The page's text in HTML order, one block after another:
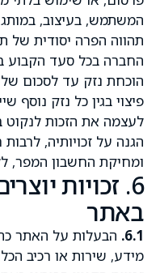
המשתמש, בעיצוב,
תהווה הפרה יסודית של
החברה בכל סעד הקבוע
פיצוי בגין כל נזק נוסף
לעצמה את הזכות
הגנה על זכויותיה,
ומחיקת החשבון המפר,
6. זכויות
באתר
6.1. הבעלות על האתר
מידע, שירות או רכיב